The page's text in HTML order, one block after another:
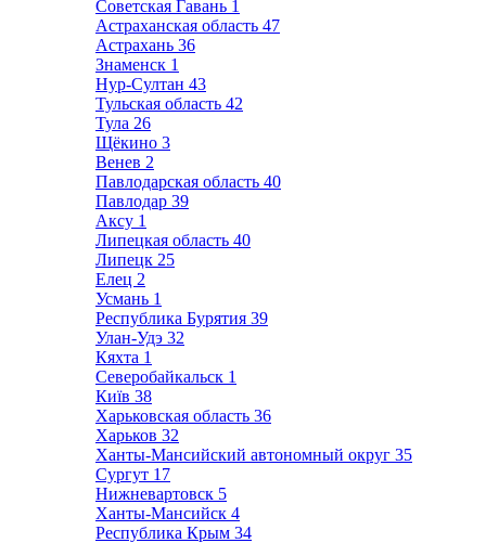
Советская Гавань 1
Астраханская область 47
Астрахань 36
Знаменск 1
Нур-Султан 43
Тульская область 42
Тула 26
Щёкино 3
Венев 2
Павлодарская область 40
Павлодар 39
Аксу 1
Липецкая область 40
Липецк 25
Елец 2
Усмань 1
Республика Бурятия 39
Улан-Удэ 32
Кяхта 1
Северобайкальск 1
Київ 38
Харьковская область 36
Харьков 32
Ханты-Мансийский автономный округ 35
Сургут 17
Нижневартовск 5
Ханты-Мансийск 4
Республика Крым 34